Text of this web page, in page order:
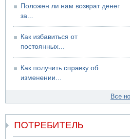
Положен ли нам возврат денег
за...
Как избавиться от
постоянных...
Как получить справку об
изменении...
Все
ПОТРЕБИТЕЛЬ